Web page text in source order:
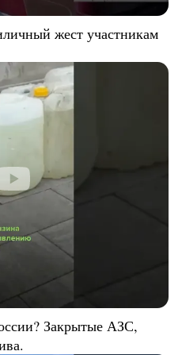
жест участникам
Закрытые АЗС,